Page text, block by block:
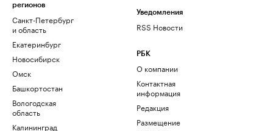
регионов
Санкт-Петербург
и область
Екатеринбург
Новосибирск
Омск
Башкортостан
Вологодская
область
Калининград
Уведомления
RSS Новости
РБК
О компании
Контактная
информация
Редакция
Размещение